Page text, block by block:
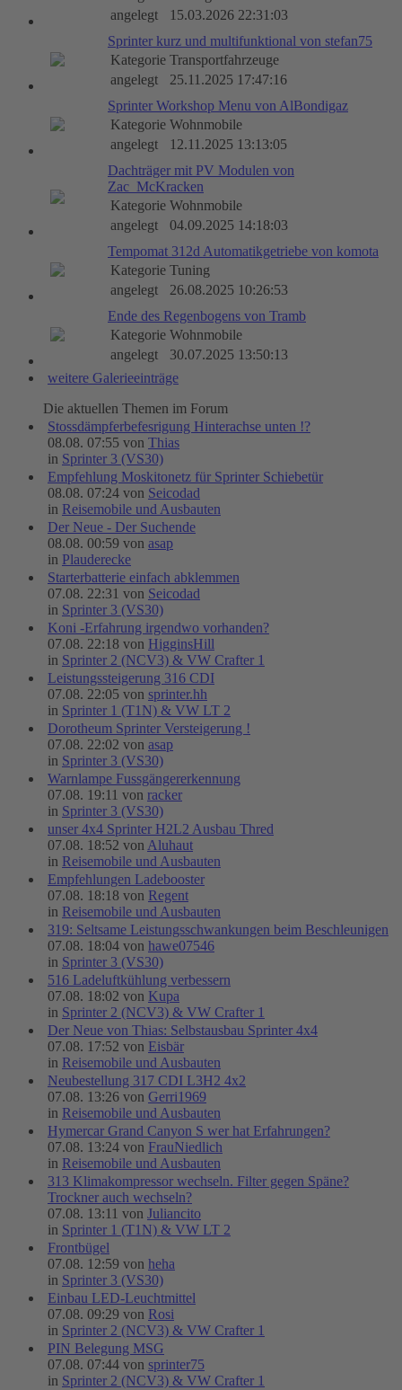
angelegt
15.03.2026 22:31:03
Sprinter kurz und multifunktional von stefan75
Kategorie Transportfahrzeuge
angelegt
25.11.2025 17:47:16
Sprinter Workshop Menu von AlBondigaz
Kategorie Wohnmobile
angelegt
12.11.2025 13:13:05
Dachträger mit PV Modulen von
Zac_McKracken
Kategorie Wohnmobile
angelegt
04.09.2025 14:18:03
Tempomat 312d Automatikgetriebe von komota
Kategorie Tuning
angelegt
26.08.2025 10:26:53
Ende des Regenbogens von Tramb
Kategorie Wohnmobile
angelegt
30.07.2025 13:50:13
weitere Galerieeinträge
Die aktuellen Themen im Forum
Stossdämpferbefesrigung Hinterachse unten !?
08.08. 07:55 von Thias
in Sprinter 3 (VS30)
Empfehlung Moskitonetz für Sprinter Schiebetür
08.08. 07:24 von Seicodad
in Reisemobile und Ausbauten
Der Neue - Der Suchende
08.08. 00:59 von asap
in Plauderecke
Starterbatterie einfach abklemmen
07.08. 22:31 von Seicodad
in Sprinter 3 (VS30)
Koni -Erfahrung irgendwo vorhanden?
07.08. 22:18 von HigginsHill
in Sprinter 2 (NCV3) & VW Crafter 1
Leistungssteigerung 316 CDI
07.08. 22:05 von sprinter.hh
in Sprinter 1 (T1N) & VW LT 2
Dorotheum Sprinter Versteigerung !
07.08. 22:02 von asap
in Sprinter 3 (VS30)
Warnlampe Fussgängererkennung
07.08. 19:11 von racker
in Sprinter 3 (VS30)
unser 4x4 Sprinter H2L2 Ausbau Thred
07.08. 18:52 vonAluhaut
in Reisemobile und Ausbauten
Empfehlungen Ladebooster
07.08. 18:18 von Regent
in Reisemobile und Ausbauten
319: Seltsame Leistungsschwankungen beim Beschleunigen
07.08. 18:04 von hawe07546
in Sprinter 3 (VS30)
516 Ladeluftkühlung verbessern
07.08. 18:02 von Kupa
in Sprinter 2 (NCV3) & VW Crafter 1
Der Neue von Thias: Selbstausbau Sprinter 4x4
07.08. 17:52 von Eisbär
in Reisemobile und Ausbauten
Neubestellung 317 CDI L3H2 4x2
07.08. 13:26 von Gerri1969
in Reisemobile und Ausbauten
Hymercar Grand Canyon S wer hat Erfahrungen?
07.08. 13:24 von FrauNiedlich
in Reisemobile und Ausbauten
313 Klimakompressor wechseln. Filter gegen Späne?
Trockner auch wechseln?
07.08. 13:11 von Juliancito
in Sprinter 1 (T1N) & VW LT 2
Frontbügel
07.08. 12:59 von heha
in Sprinter 3 (VS30)
Einbau LED-Leuchtmittel
07.08. 09:29 von Rosi
in Sprinter 2 (NCV3) & VW Crafter 1
PIN Belegung MSG
07.08. 07:44 von sprinter75
in Sprinter 2 (NCV3) & VW Crafter 1